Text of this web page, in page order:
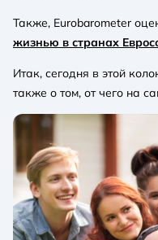
Также, Eurobarometer
жизнью в странах
Итак, сегодня в этой
также о том, от чего на